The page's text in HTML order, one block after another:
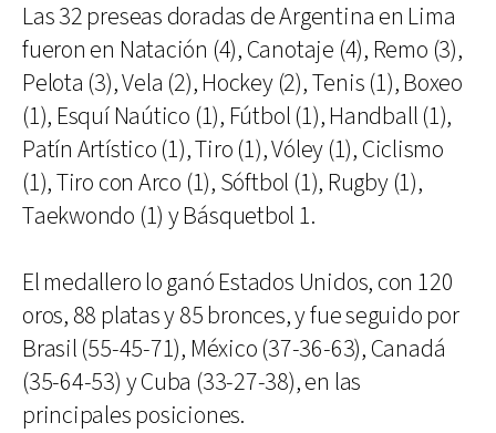
Las 32 preseas doradas de Argentina en Lima
fueron en Natación (4), Canotaje (4), Remo (3),
Pelota (3), Vela (2), Hockey (2), Tenis (1), Boxeo
(1), Esquí Naútico (1), Fútbol (1), Handball (1),
Patín Artístico (1), Tiro (1), Vóley (1), Ciclismo
(1), Tiro con Arco (1), Sóftbol (1), Rugby (1),
Taekwondo (1) y Básquetbol 1.
El medallero lo ganó Estados Unidos, con 120
oros, 88 platas y 85 bronces, y fue seguido por
Brasil (55-45-71), México (37-36-63), Canadá
(35-64-53) y Cuba (33-27-38), en las
principales posiciones.